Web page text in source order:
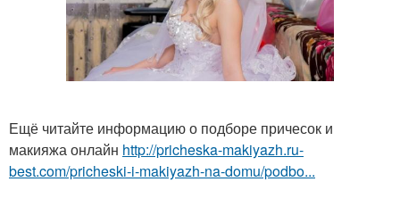
Ещё читайте информацию о подборе причесок и
макияжа онлайн http://pricheska-makiyazh.ru-
best.com/pricheski-i-makiyazh-na-domu/podbo...